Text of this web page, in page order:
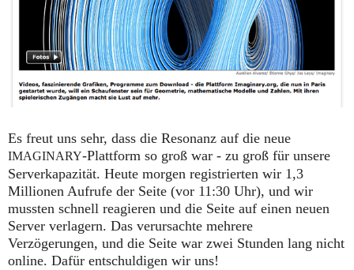
Ausstellungen
Mehr...
Neues Passwort anfordern
Es freut uns sehr, dass die Resonanz auf die neue
IMAGINARY-Plattform so groß war - zu groß für unsere
Serverkapazität. Heute morgen registrierten wir 1,3
Millionen Aufrufe der Seite (vor 11:30 Uhr), und wir
mussten schnell reagieren und die Seite auf einen neuen
Server verlagern. Das verursachte mehrere
Verzögerungen, und die Seite war zwei Stunden lang nicht
online. Dafür entschuldigen wir uns!